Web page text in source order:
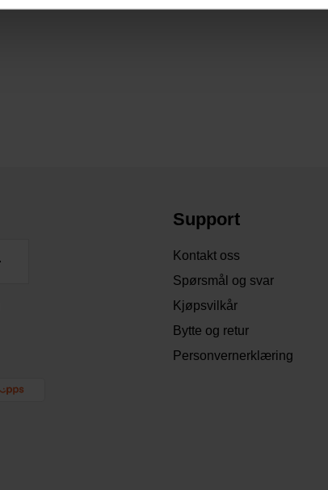
Support
Kontakt oss
Spørsmål og svar
Kjøpsvilkår
Bytte og retur
Personvernerklæring